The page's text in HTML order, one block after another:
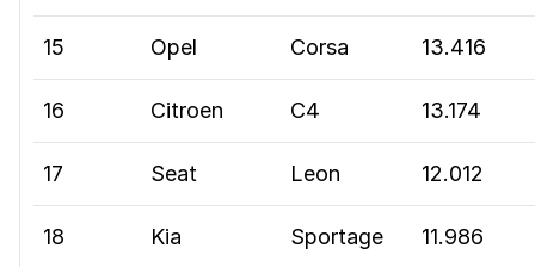
15 Opel Corsa 13.416
16 Citroen C4 13.174
17 Seat Leon 12.012
18 Kia Sportage 11.986